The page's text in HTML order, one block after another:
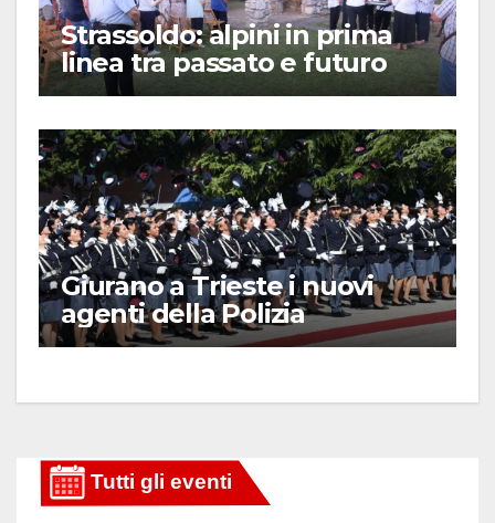
Strassoldo: alpini in prima
linea tra passato e futuro
Giurano a Trieste i nuovi
agenti della Polizia